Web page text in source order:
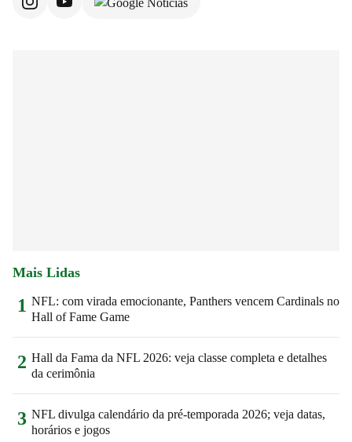
Mais Lidas
1 NFL: com virada emocionante, Panthers vencem Cardinals no
Hall of Fame Game
2 Hall da Fama da NFL 2026: veja classe completa e detalhes
da cerimônia
3 NFL divulga calendário da pré-temporada 2026; veja datas,
horários e jogos